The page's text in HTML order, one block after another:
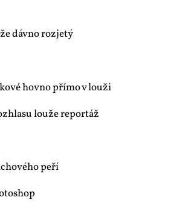
dáv­no roz­je­tý
hov­no pří­mo v lou­ži
lou­že re­por­táž
pe­ří